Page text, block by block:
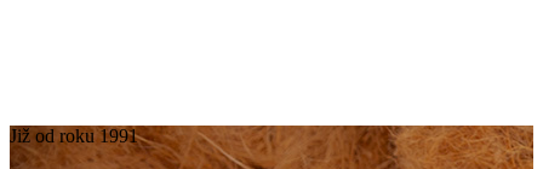
Již od roku 1991